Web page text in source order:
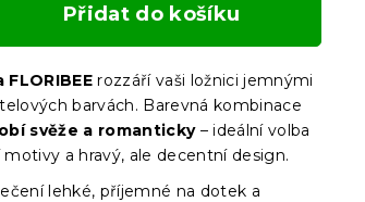
Přidat do košíku
rozzáří vaši ložnici jemnými
barvách. Barevná kombinace
svěže a romanticky– ideální volba
a hravý, ale decentní design.
lehké, příjemné na dotek a